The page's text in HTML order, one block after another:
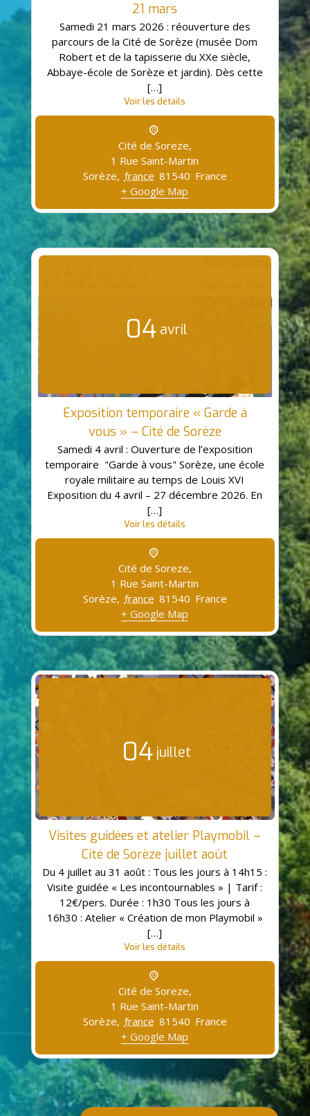
21 mars
Samedi 21 mars 2026 : réouverture des
parcours de la Cité de Sorèze (musée Dom
Robert et de la tapisserie du XXe siècle,
Abbaye-école de Sorèze et jardin). Dès cette
[…]
Voir les détails
Cité de Soreze,
1 Rue Saint-Martin
Sorèze, france 81540 France
+ Google Map
04 avril
Exposition temporaire « Garde à
vous » – Cité de Sorèze
Samedi 4 avril : Ouverture de l’exposition
temporaire "Garde à vous" Sorèze, une école
royale militaire au temps de Louis XVI
Exposition du 4 avril – 27 décembre 2026. En
[…]
Voir les détails
Cité de Soreze,
1 Rue Saint-Martin
Sorèze, france 81540 France
+ Google Map
04 juillet
Visites guidées et atelier Playmobil –
Cité de Sorèze juillet août
Du 4 juillet au 31 août : Tous les jours à 14h15 :
Visite guidée « Les incontournables » | Tarif :
12€/pers. Durée : 1h30 Tous les jours à
16h30 : Atelier « Création de mon Playmobil »
[…]
Voir les détails
Cité de Soreze,
1 Rue Saint-Martin
Sorèze, france 81540 France
+ Google Map